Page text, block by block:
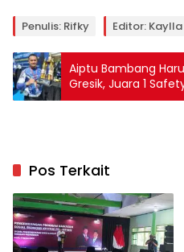
Penulis: Rifky Editor: Kaylla
Aiptu Bambang
Gresik, Juara 1
Pos Terkait